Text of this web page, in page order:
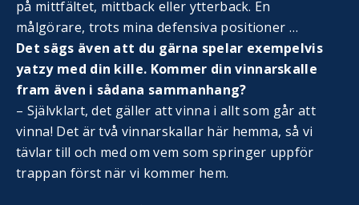
på mittfältet, mittback eller ytterback. En
målgörare, trots mina defensiva positioner …
Det sägs även att du gärna spelar exempelvis
yatzy med din kille. Kommer din vinnarskalle
fram även i sådana sammanhang?
– Självklart, det gäller att vinna i allt som går att
vinna! Det är två vinnarskallar här hemma, så vi
tävlar till och med om vem som springer uppför
trappan först när vi kommer hem.